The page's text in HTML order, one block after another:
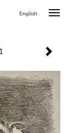
English